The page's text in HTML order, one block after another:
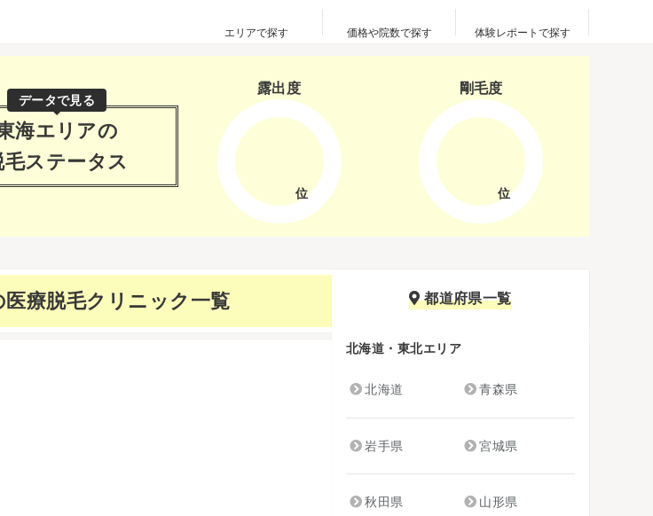
エリアで探す 価格や院数で探す 体験レポートで探す
データで見る
海エリアの
毛ステータス
露出度
位
剛毛度
位
医療脱毛クリニック一覧 都道府県一覧
北海道・東北エリア
北海道 青森県
岩手県 宮城県
秋田県 山形県